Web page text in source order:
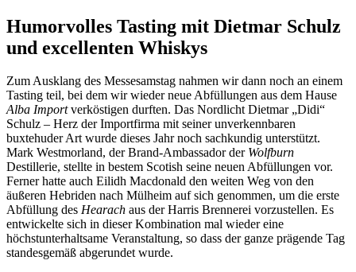
Humorvolles Tasting mit Dietmar Schulz
und excellenten Whiskys
Zum Ausklang des Messesamstag nahmen wir dann noch an einem
Tasting teil, bei dem wir wieder neue Abfüllungen aus dem Hause
Alba Importverköstigen durften. Das Nordlicht Dietmar „Didi“
Schulz – Herz der Importfirma mit seiner unverkennbaren
buxtehuder Art wurde dieses Jahr noch sachkundig unterstützt.
Mark Westmorland, der Brand-Ambassador der Wolfburn
Destillerie, stellte in bestem Scotish seine neuen Abfüllungen vor.
Ferner hatte auch Eilidh Macdonald den weiten Weg von den
äußeren Hebriden nach Mülheim auf sich genommen, um die erste
Abfüllung des Hearach aus der Harris Brennerei vorzustellen. Es
entwickelte sich in dieser Kombination mal wieder eine
höchstunterhaltsame Veranstaltung, so dass der ganze prägende Tag
standesgemäß abgerundet wurde.